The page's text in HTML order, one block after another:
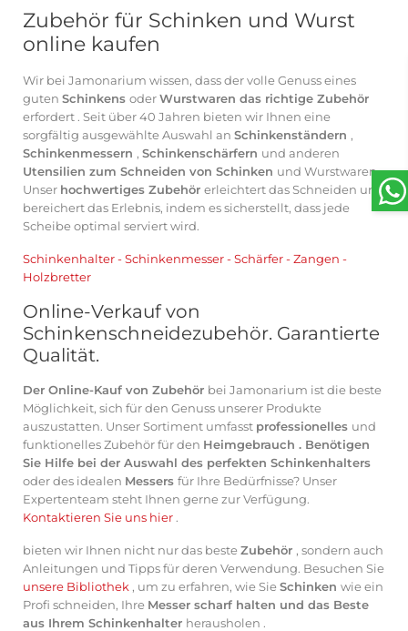
Zubehör für Schinken und Wurst
online kaufen
Wir bei Jamonarium wissen, dass der volle Genuss eines
guten Schinkens oderWurstwaren das richtige Zubehör
erfordert . Seit über 40 Jahren bieten wir Ihnen eine
sorgfältig ausgewählte Auswahl an Schinkenständern ,
Schinkenmessern , Schinkenschärfern und anderen
Utensilien zum Schneiden von Schinken und Wurstwaren.
Unser hochwertiges Zubehör erleichtert das Schneiden und
bereichert das Erlebnis, indem es sicherstellt, dass jede
Scheibe optimal serviert wird.
Schinkenhalter-Schinkenmesser-Schärfer-Zangen -
Holzbretter
Online-Verkauf von
Schinkenschneidezubehör. Garantierte
Qualität.
Der Online-Kauf von Zubehör bei Jamonarium ist die beste
Möglichkeit, sich für den Genuss unserer Produkte
auszustatten. Unser Sortiment umfasst professionelles und
funktionelles Zubehör für den Heimgebrauch . Benötigen
Sie Hilfe bei der Auswahl des perfekten Schinkenhalters
oder des idealen Messers für Ihre Bedürfnisse? Unser
Expertenteam steht Ihnen gerne zur Verfügung.
Kontaktieren Sie uns hier .
bieten wir Ihnen nicht nur das besteZubehör , sondern auch
Anleitungen und Tipps für deren Verwendung. Besuchen Sie
unsere Bibliothek , um zu erfahren, wie SieSchinken wie ein
Profi schneiden, Ihre Messer scharf halten und das Beste
aus Ihrem Schinkenhalter herausholen .